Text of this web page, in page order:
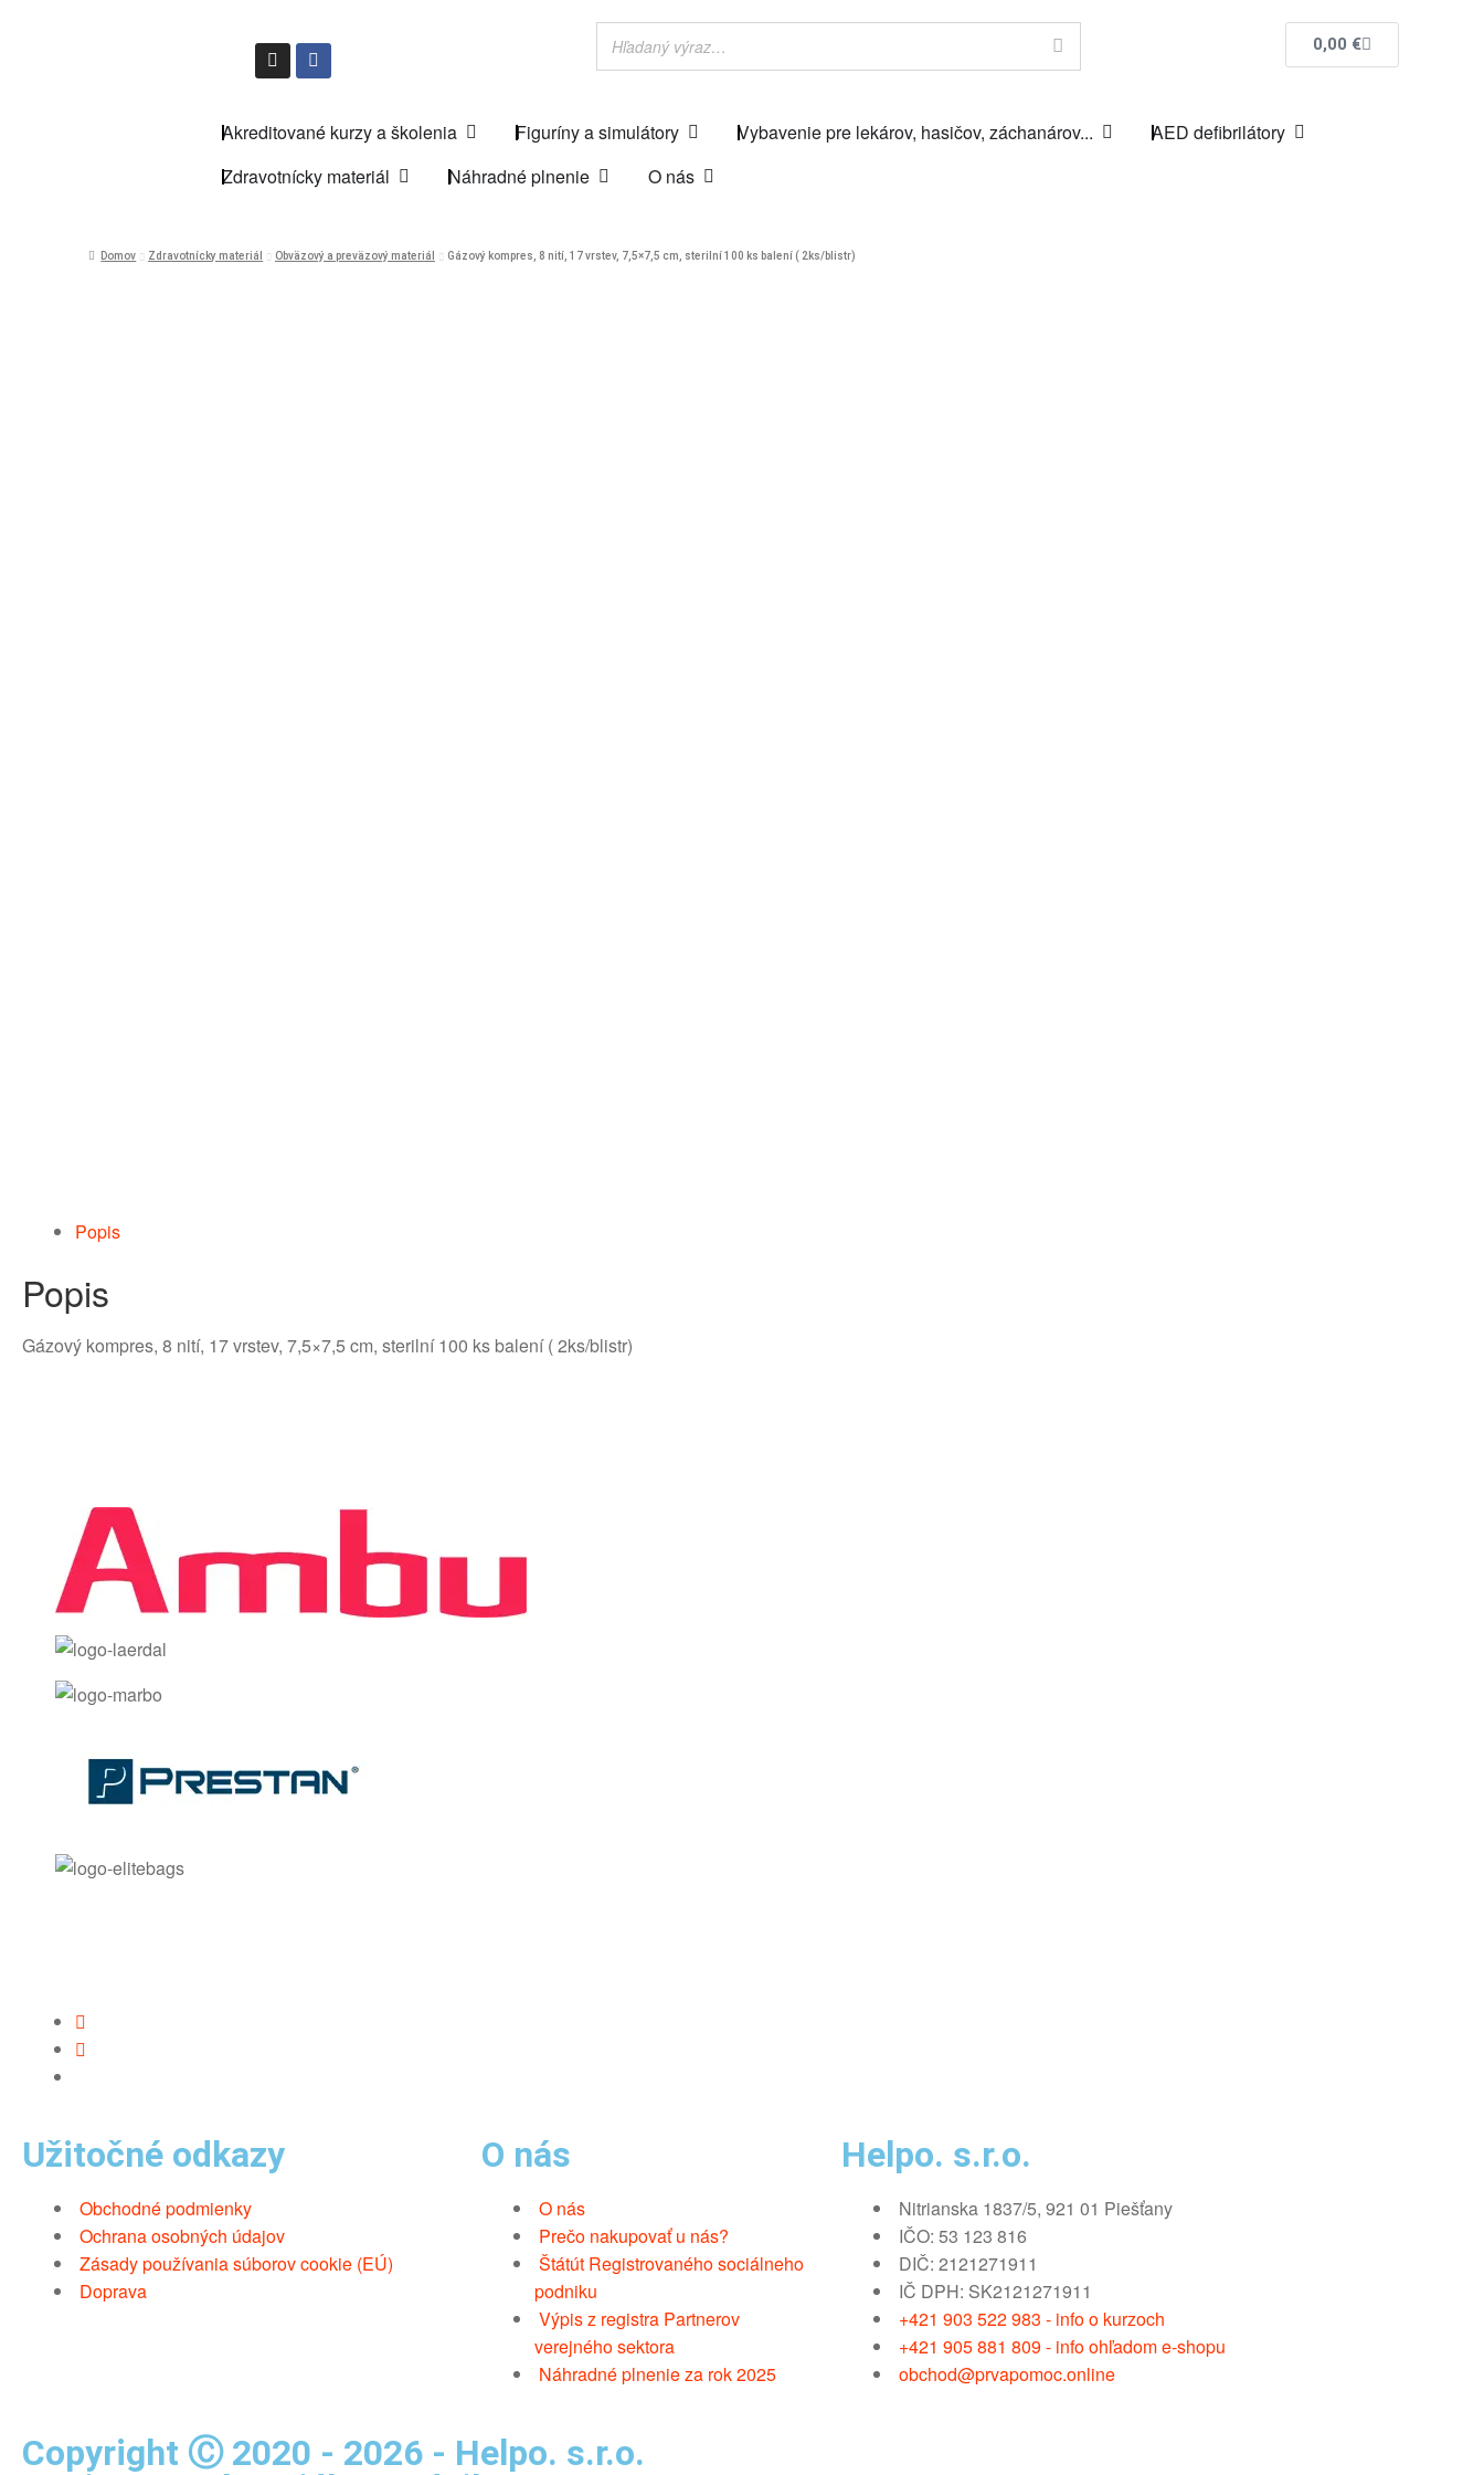
0,00 €
Akreditované kurzy a školenia Figuríny a simulátory Vybavenie pre lekárov, hasičov, záchanárov...
AED defibrilátory
Zdravotnícky materiál
Náhradné plnenie O nás
Domov Zdravotnícky materiál Obväzový a preväzový materiál Gázový kompres, 8 nití, 17 vrstev, 7,5×7,5 cm, sterilní 100 ks balení ( 2ks/blistr)
Popis
Popis
Gázový kompres, 8 nití, 17 vrstev, 7,5×7,5 cm, sterilní 100 ks balení ( 2ks/blistr)
Užitočné odkazy
Obchodné podmienky
Ochrana osobných údajov
Zásady používania súborov cookie (EÚ)
Doprava
O nás
O nás
Prečo nakupovať u nás?
Štátút Registrovaného sociálneho
podniku
Výpis z registra Partnerov
verejného sektora
Náhradné plnenie za rok 2025
Helpo. s.r.o.
Nitrianska 1837/5, 921 01 Piešťany
IČO: 53 123 816
DIČ: 2121271911
IČ DPH: SK2121271911
+421 903 522 983 - info o kurzoch
+421 905 881 809 - info ohľadom e-shopu
obchod@prvapomoc.online
Copyright Ⓒ 2020 - 2026 - Helpo. s.r.o.